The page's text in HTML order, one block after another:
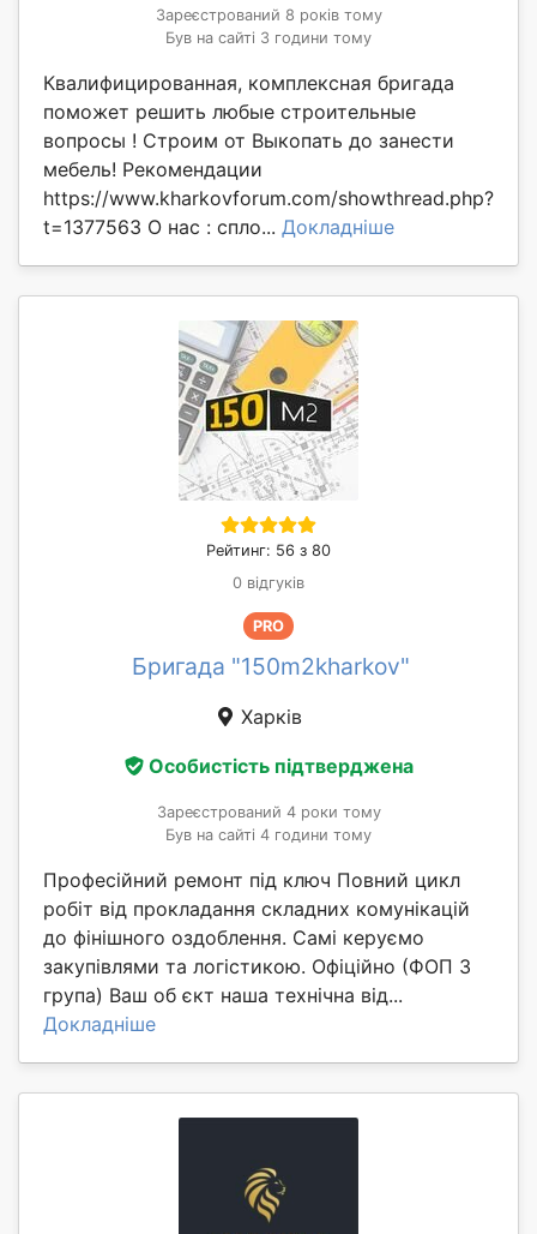
Зареєстрований 8 років тому
Був на сайті 3 години тому
Квалифицированная, комплексная бригада
поможет решить любые строительные
вопросы ! Строим от Выкопать до занести
мебель! Рекомендации
https://www.kharkovforum.com/showthread.php?
t=1377563 О нас : спло... Докладніше
Рейтинг: 56 з 80
0 відгуків
PRO
Бригада "150m2kharkov"
Харків
Особистість підтверджена
Зареєстрований 4 роки тому
Був на сайті 4 години тому
Професійний ремонт під ключ Повний цикл
робіт від прокладання складних комунікацій
до фінішного оздоблення. Самі керуємо
закупівлями та логістикою. Офіційно (ФОП 3
група) Ваш об єкт наша технічна від...
Докладніше